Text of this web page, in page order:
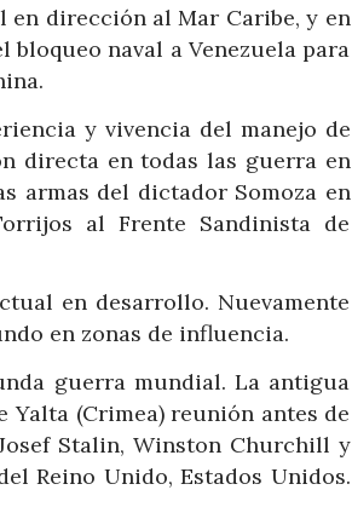
en dirección al Mar Caribe, y en
naval a Venezuela para
y vivencia del manejo de
directa en todas las guerra en
armas del dictador Somoza en
al Frente Sandinista de
en desarrollo. Nuevamente
en zonas de influencia.
guerra mundial. La antigua
(Crimea) reunión antes de
Stalin, Winston Churchill y
Reino Unido, Estados Unidos.